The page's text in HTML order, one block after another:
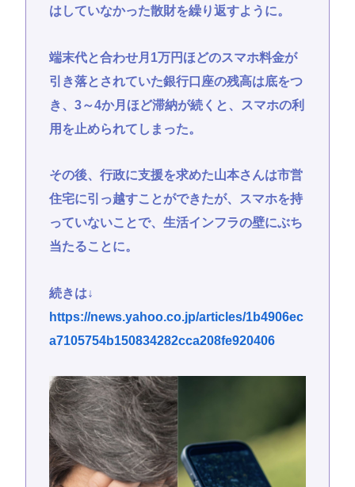
はしていなかった散財を繰り返すように。
端末代と合わせ月1万円ほどのスマホ料金が
引き落とされていた銀行口座の残高は底をつ
き、3～4か月ほど滞納が続くと、スマホの利
用を止められてしまった。
その後、行政に支援を求めた山本さんは市営
住宅に引っ越すことができたが、スマホを持
っていないことで、生活インフラの壁にぶち
当たることに。
続きは↓
https://news.yahoo.co.jp/articles/1b4906ec
a7105754b150834282cca208fe920406